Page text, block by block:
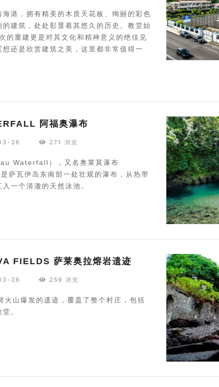
港，拥有精美的木质天花板、绚丽的彩色
建筑，处处彰显着其悠久的历史。教堂始
的重建更是对其文化和精神意义的绝佳见
还是欣赏建筑之美，这里都非常值得一
阿福奥瀑布
26 271 浏览
Waterfall），又名奥莱莫瀑布
萨瓦伊岛东南部一处壮观的瀑布，从热带
一个清澈的天然泳池。
FIELDS 萨莱奥拉熔岩遗迹
26 259 浏览
火山爆发的遗迹，覆盖了整个村庄，包括
。